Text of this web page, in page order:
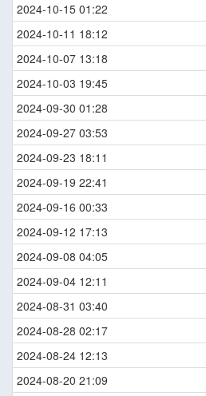
2024-10-15 01:22
2024-10-11 18:12
2024-10-07 13:18
2024-10-03 19:45
2024-09-30 01:28
2024-09-27 03:53
2024-09-23 18:11
2024-09-19 22:41
2024-09-16 00:33
2024-09-12 17:13
2024-09-08 04:05
2024-09-04 12:11
2024-08-31 03:40
2024-08-28 02:17
2024-08-24 12:13
2024-08-20 21:09